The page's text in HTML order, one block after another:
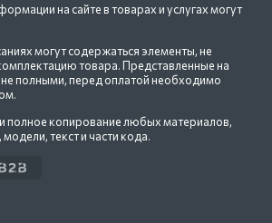
на сайте в товарах и услугах могут
могут содержаться элементы, не
товара. Представленные на
не полными, перед оплатой необходимо
полное копирование любых материалов,
текст и части кода.